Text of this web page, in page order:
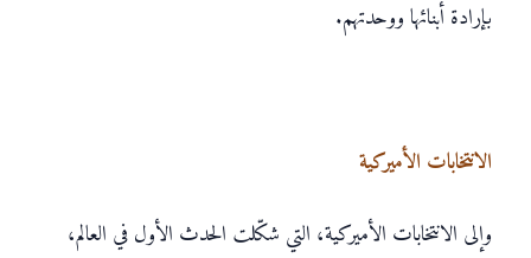
بإرادة أبنائها ووحدتهم.
الانتخابات الأميركية
وإلى الانتخابات الأميركية، التي شكّلت الحدث الأول في العالم،